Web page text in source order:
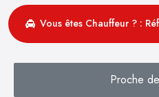
Vous êtes Chauffeur ? :
Proche